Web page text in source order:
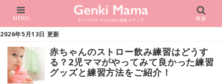
すべてのママのための情報メディア
MENU 検索
2026年5月13日 更新
赤ちゃんのストロー飲み練習はどうす
る？2児ママがやってみて良かった練習
グッズと練習方法をご紹介！